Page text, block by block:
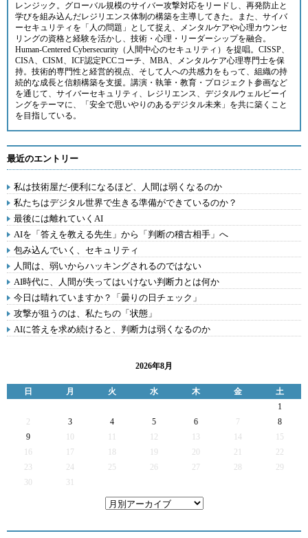
レンジック。グローバル規模のサイバー攻撃対応をリードし、再発防止と
学びを組み込んだレジリエンス体制の構築を主導してきた。また、サイバ
ーセキュリティを「人の問題」として捉え、メンタルケアや心理カウンセ
リングの資格と経験を活かし、技術・心理・リーダーシップを融合。
Human-Centered Cybersecurity（人間中心のセキュリティ）を提唱。CISSP、
CISA、CISM、ICF認定PCCコーチ、MBA、メンタルケア心理専門士を保
持。技術的専門性と経営的視点、そして人への共感力をもって、組織の持
続的な成長と信頼構築を支援。講演・執筆・教育・プロジェクト参画など
を通じて、サイバーセキュリティ、レジリエンス、デジタルウェルビーイ
ングをテーマに、「安全で思いやりのあるデジタル未来」を共に築くこと
を目指している。
最近のエントリー
私は技術屋だ-便利になるほど、人間は弱くなるのか
私たちはデジタル世界で生きる準備ができているのか？
最後には離れていくAI
AIを「答えを教える先生」から「判断の稽古相手」へ
包み込んでいく、セキュリティ
人間は、弱いからハッキングされるのではない
AI時代に、人間が失ってはいけない判断力とは何か
今日は晴れていますか？「曇りの日チェック」
攻撃が狙うのは、私たちの「状態」
AIに答えを求め続けると、判断力は弱くなるのか
2026年8月
日 月 火 水 木 金
土
1
2
3 4 5 6 7
8
9
12 13 14
15
16
17 19 20 21
22
23
24 25 26 27 28
29
30
31